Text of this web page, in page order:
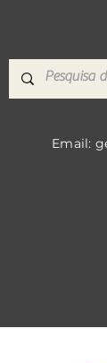
Email: